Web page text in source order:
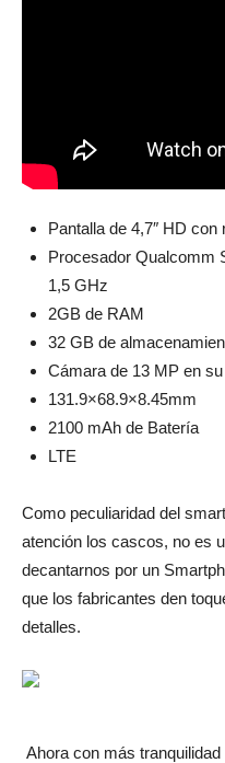
Pantalla de 4,7″ HD
Procesador Qualcomm
1,5 GHz
2GB de RAM
32 GB de
Cámara de 13 MP en
131.9×68.9×8.45mm
2100 mAh de Batería
LTE
Como peculiaridad del
atención los cascos, no es
decantarnos por un
que los fabricantes den
detalles.
Ahora con más